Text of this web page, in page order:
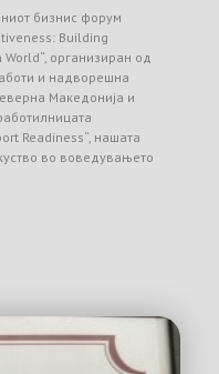
бизнис форум
Building
организиран од
и надворешна
Македонија и
Readiness“, нашата
во воведувањето